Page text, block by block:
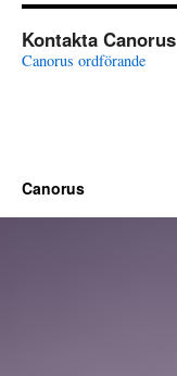
Kontakta Canorus
Canorus ordförande
Canorus